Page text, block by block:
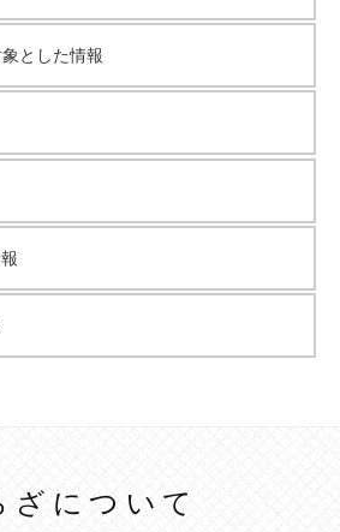
とした情報
らざについて